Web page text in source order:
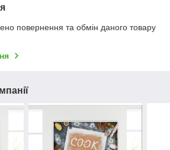
повернення та обмін даного товару